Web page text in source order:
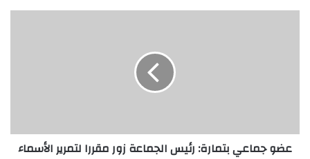
عضو جماعي بتمارة: رئيس الجماعة زور مقررا لتمرير الأسماء